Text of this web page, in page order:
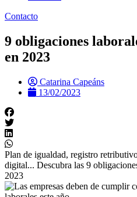
Contacto
9 obligaciones
en 2023
Catarina Capeáns
13/02/2023
Plan de igualdad, registro
digital... Descubra las 9
2023